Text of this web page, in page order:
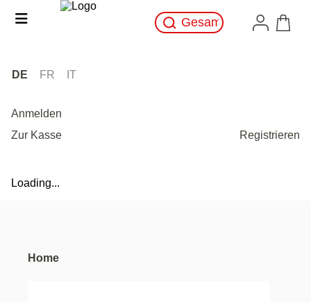
DE FR IT
Anmelden
Zur Kasse
Registrieren
Loading...
Home